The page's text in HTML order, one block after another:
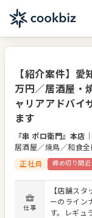
【紹介案件】
万円／居酒屋・
ャリアアドバイ
ます
『串 ポロ衛門』本店
居酒屋／焼鳥／和食全
正社員
締め切り間近
仕事
【店舗ス
ーのライン
す。レギュ